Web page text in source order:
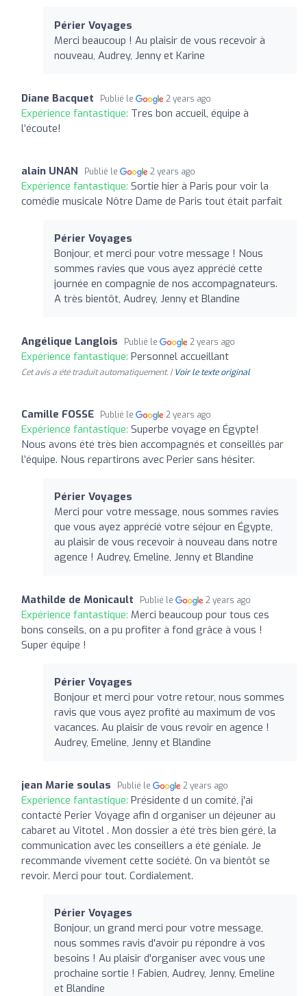
Périer Voyages
Merci beaucoup ! Au plaisir de vous recevoir à
nouveau, Audrey, Jenny et Karine
Diane Bacquet Publié le 2 years ago
Expérience fantastique: Tres bon accueil, équipe à
l’écoute!
alain UNAN Publié le 2 years ago
Expérience fantastique: Sortie hier à Paris pour voir la
comédie musicale Nôtre Dame de Paris tout était parfait
Périer Voyages
Bonjour, et merci pour votre message ! Nous
sommes ravies que vous ayez apprécié cette
journée en compagnie de nos accompagnateurs.
A très bientôt, Audrey, Jenny et Blandine
Angélique Langlois Publié le 2 years ago
Expérience fantastique: Personnel accueillant
Cet avis a été traduit automatiquement. | Voir le texte original
Camille FOSSE Publié le 2 years ago
Expérience fantastique: Superbe voyage en Égypte!
Nous avons été très bien accompagnés et conseillés par
l’équipe. Nous repartirons avec Perier sans hésiter.
Périer Voyages
Merci pour votre message, nous sommes ravies
que vous ayez apprécié votre séjour en Égypte,
au plaisir de vous recevoir à nouveau dans notre
agence ! Audrey, Emeline, Jenny et Blandine
Mathilde de Monicault Publié le 2 years ago
Expérience fantastique: Merci beaucoup pour tous ces
bons conseils, on a pu profiter à fond grâce à vous !
Super équipe !
Périer Voyages
Bonjour et merci pour votre retour, nous sommes
ravis que vous ayez profité au maximum de vos
vacances. Au plaisir de vous revoir en agence !
Audrey, Emeline, Jenny et Blandine
jean Marie soulas Publié le 2 years ago
Expérience fantastique: Présidente d un comité, j'ai
contacté Perier Voyage afin d organiser un déjeuner au
cabaret au Vitotel . Mon dossier a été très bien géré, la
communication avec les conseillers a été géniale. Je
recommande vivement cette société. On va bientôt se
revoir. Merci pour tout. Cordialement.
Périer Voyages
Bonjour, un grand merci pour votre message,
nous sommes ravis d'avoir pu répondre à vos
besoins ! Au plaisir d'organiser avec vous une
prochaine sortie ! Fabien, Audrey, Jenny, Emeline
et Blandine